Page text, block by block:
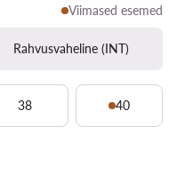
Viimased esemed
Rahvusvaheline (INT)
38 40